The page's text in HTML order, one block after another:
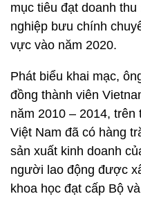
mục tiêu đạt doanh
nghiệp bưu chính
vực vào năm 2020.
Phát biểu khai mạc,
đồng thành viên
năm 2010 – 2014,
Việt Nam đã có hàng
sản xuất kinh doanh
người lao động được
khoa học đạt cấp Bộ